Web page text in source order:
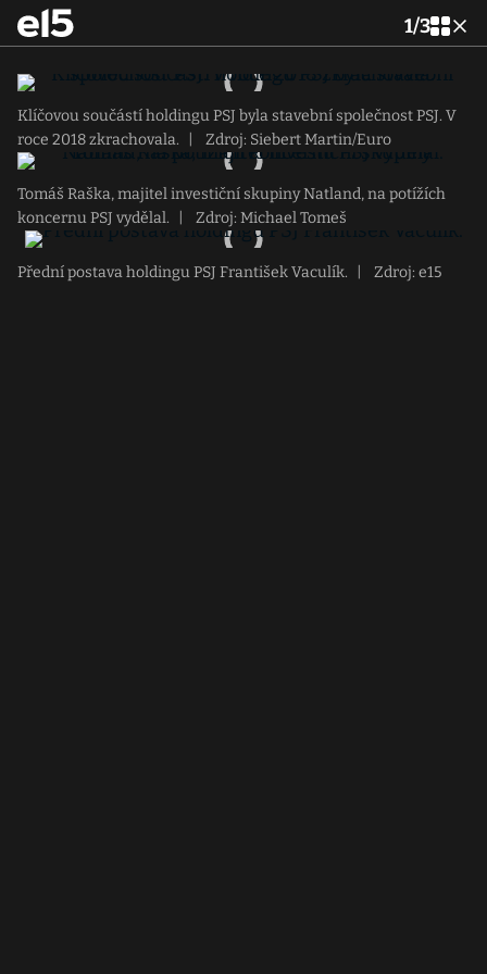
1/3
Klíčovou součástí holdingu PSJ byla stavební společnost PSJ. V
roce 2018 zkrachovala.
Zdroj: Siebert Martin/Euro
Tomáš Raška, majitel investiční skupiny Natland, na potížích
koncernu PSJ vydělal.
Zdroj: Michael Tomeš
Přední postava holdingu PSJ František Vaculík. Zdroj: e15